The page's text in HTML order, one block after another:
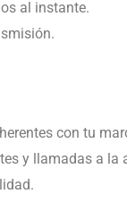
al instante.
con tu
y llamadas a la